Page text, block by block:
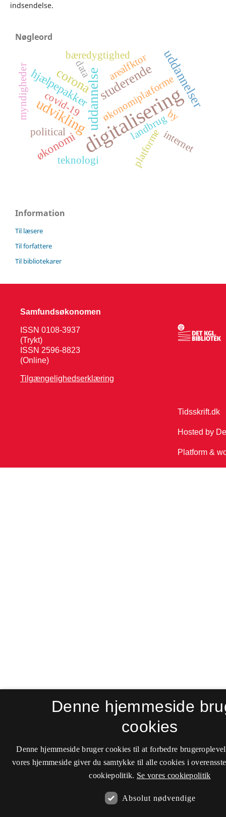
indsendelse.
Nøgleord
digitalisering
udviklinguddannelsestuderendeuddannelser
corona
hjælpepakker
økonomi
landbrug
myndigheder data
økonomiplatforme
bæredygtighed
platforme
teknologi
internet
covid-19
political
by
arealfktor
Information
Til læsere
Til forfattere
Til bibliotekarer
Samfundsøkonomen
ISSN 0108-3937
(Trykt)
ISSN 2596-8823
(Online)
Tilgængelighedserklæring
Denne hjemmeside
cookies
Denne hjemmeside bruger cookies til at forbedre
vores hjemmeside giver du samtykke til alle cookies i
cookiepolitik. Se vores cookiepolitik
Absolut nødvendige